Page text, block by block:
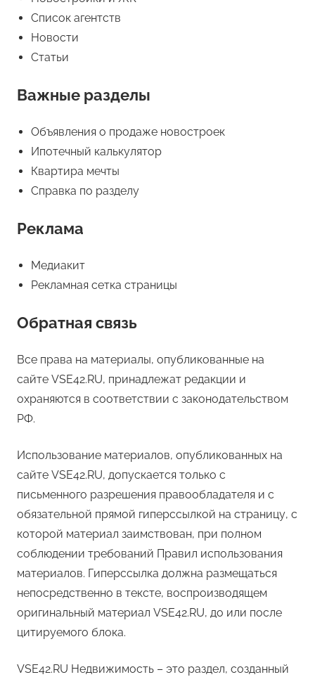
Список агентств
Новости
Статьи
Важные разделы
Объявления о продаже новостроек
Ипотечный калькулятор
Квартира мечты
Справка по разделу
Реклама
Медиакит
Рекламная сетка страницы
Обратная связь
Все права на материалы, опубликованные на
сайте VSE42.RU, принадлежат редакции и
охраняются в соответствии с законодательством
РФ.
Использование материалов, опубликованных на
сайте VSE42.RU, допускается только с
письменного разрешения правообладателя и с
обязательной прямой гиперссылкой на страницу, с
которой материал заимствован, при полном
соблюдении требований Правил использования
материалов. Гиперссылка должна размещаться
непосредственно в тексте, воспроизводящем
оригинальный материал VSE42.RU, до или после
цитируемого блока.
VSE42.RU Недвижимость – это раздел, созданный